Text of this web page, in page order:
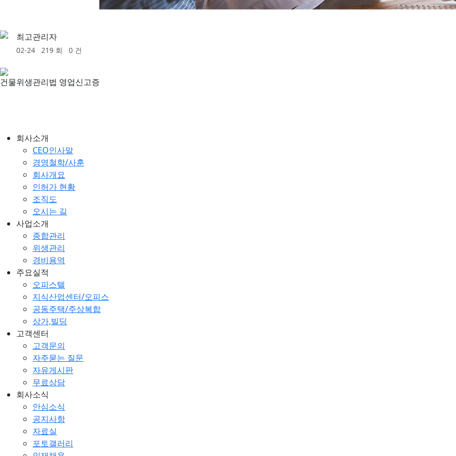
최고관리자
02-24 219 회 0 건
건물위생관리법 영업신고증
회사소개
CEO인사말
경영철학/사훈
회사개요
인허가 현황
조직도
오시는 길
사업소개
종합관리
위생관리
경비용역
주요실적
오피스텔
지식산업센터/오피스
공동주택/주상복합
상가,빌딩
고객센터
고객문의
자주묻는 질문
자유게시판
무료상담
회사소식
안심소식
공지사항
자료실
포토갤러리